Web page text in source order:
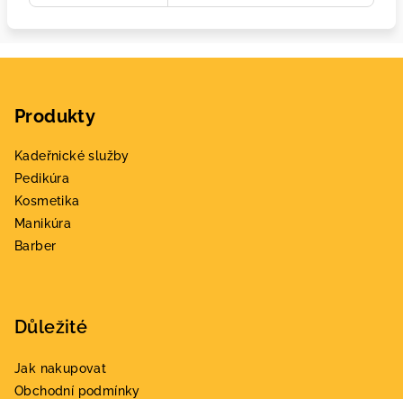
Produkty
Kadeřnické služby
Pedikúra
Kosmetika
Manikúra
Barber
Důležité
Jak nakupovat
Obchodní podmínky